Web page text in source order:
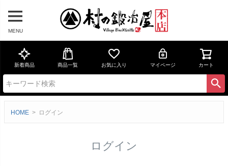
MENU
新着商品 商品一覧 お気に入り マイページ カート
HOME ログイン
ログイン